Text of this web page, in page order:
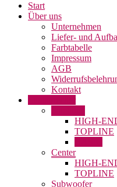
Start
Über uns
Unternehmen
Liefer- und
Farbtabelle
Impressum
AGB
Kontakt
HIGH-
TOPLINE
Center
HIGH-
TOPLINE
Subwoofer